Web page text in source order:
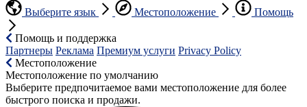
Выберите язык
Местоположение Помощь
Помощь и поддержка
Партнеры Реклама Премиум услуги Privacy Policy
Местоположение
Местоположение по умолчанию
Выберите предпочитаемое вами местоположение для более
быстрого поиска и продажи.